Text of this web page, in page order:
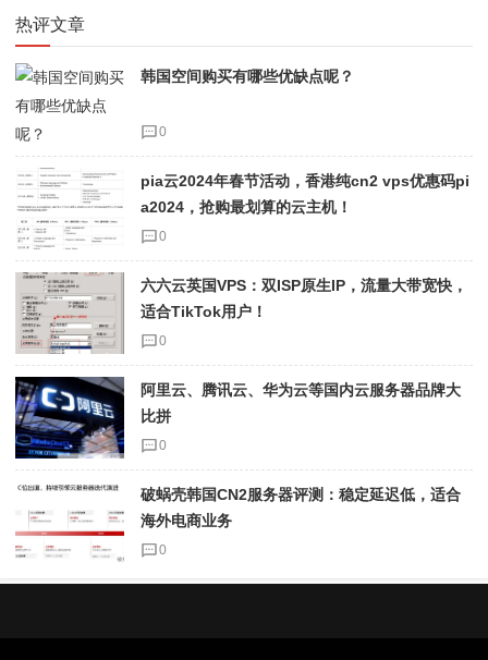
热评文章
韩国空间购买有哪些优缺点呢？
0
pia云2024年春节活动，香港纯cn2 vps优惠码pi
a2024，抢购最划算的云主机！
0
六六云英国VPS：双ISP原生IP，流量大带宽快，
适合TikTok用户！
0
阿里云、腾讯云、华为云等国内云服务器品牌大
比拼
0
破蜗壳韩国CN2服务器评测：稳定延迟低，适合
海外电商业务
0